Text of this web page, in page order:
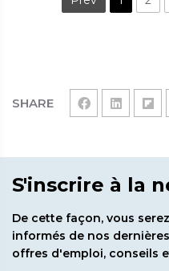
SHARE
S'inscrire à la
De cette façon, vous
informés de nos
offres d'emploi, conseils